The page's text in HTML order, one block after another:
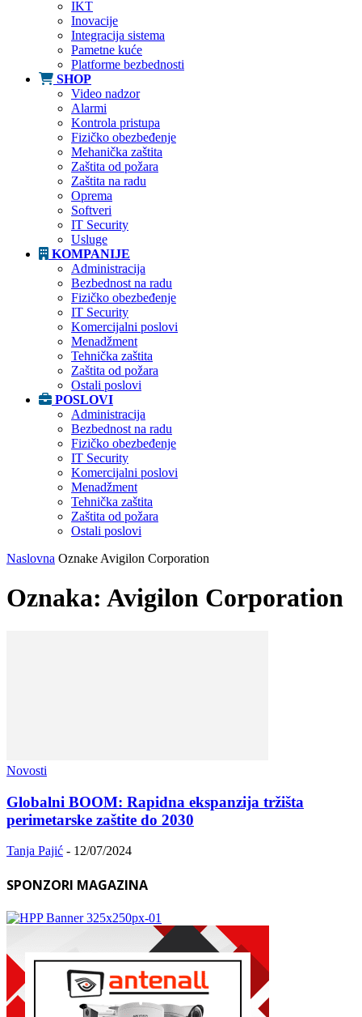
IKT
Inovacije
Integracija sistema
Pametne kuće
Platforme bezbednosti
SHOP
Video nadzor
Alarmi
Kontrola pristupa
Fizičko obezbeđenje
Mehanička zaštita
Zaštita od požara
Zaštita na radu
Oprema
Softveri
IT Security
Usluge
KOMPANIJE
Administracija
Bezbednost na radu
Fizičko obezbeđenje
IT Security
Komercijalni poslovi
Menadžment
Tehnička zaštita
Zaštita od požara
Ostali poslovi
POSLOVI
Administracija
Bezbednost na radu
Fizičko obezbeđenje
IT Security
Komercijalni poslovi
Menadžment
Tehnička zaštita
Zaštita od požara
Ostali poslovi
Naslovna Oznake Avigilon Corporation
Oznaka: Avigilon Corporation
Novosti
Globalni BOOM: Rapidna ekspanzija tržišta
perimetarske zaštite do 2030
Tanja Pajić - 12/07/2024
SPONZORI MAGAZINA